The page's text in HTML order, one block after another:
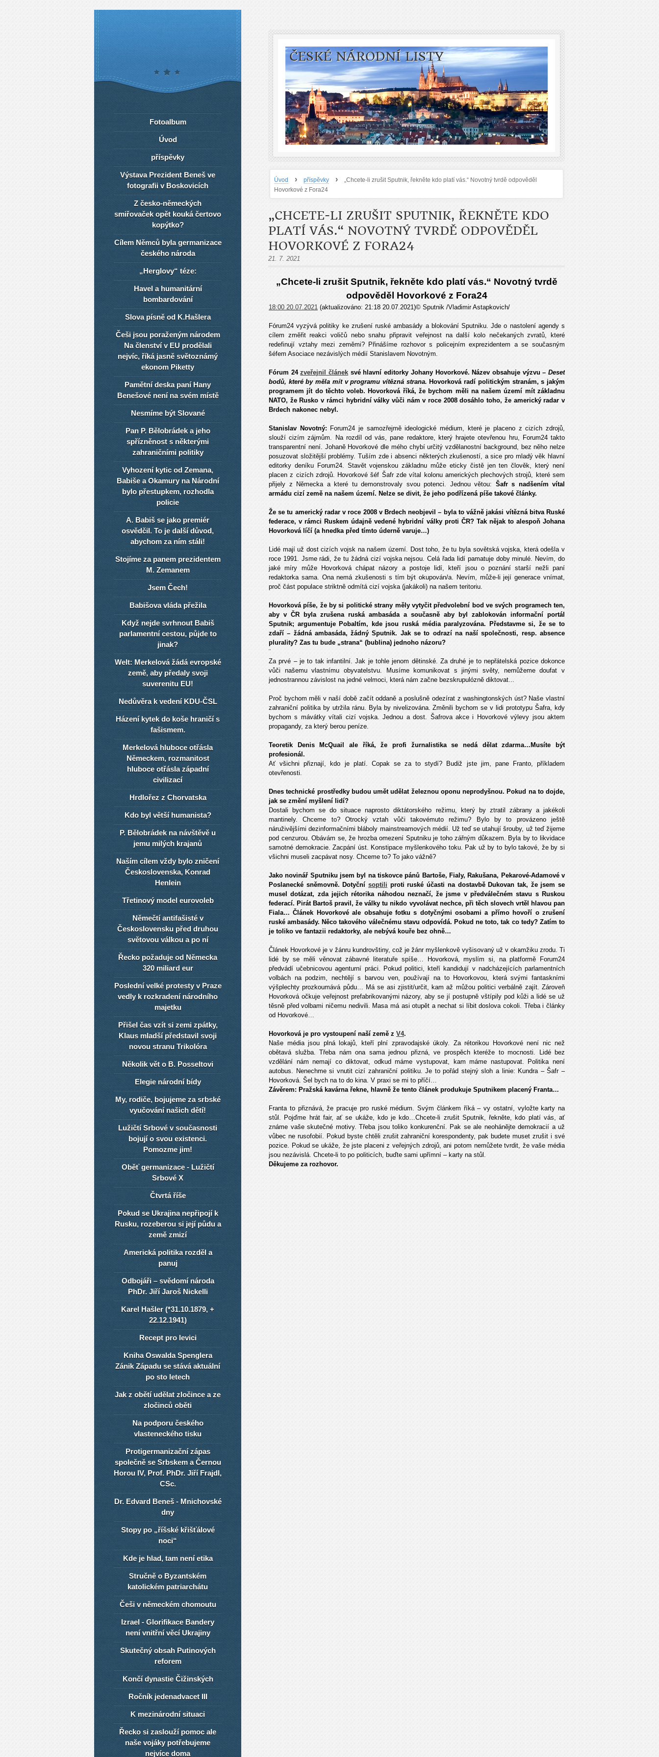
ČESKÉ NÁRODNÍ LISTY
Úvod › příspěvky ›
„Chcete-li zrušit Sputnik, řekněte kdo platí vás.“ Novotný tvrdě odpověděl
Hovorkové z Fora24
„CHCETE-LI ZRUŠIT SPUTNIK, ŘEKNĚTE KDO
PLATÍ VÁS.“ NOVOTNÝ TVRDĚ ODPOVĚDĚL
HOVORKOVÉ Z FORA24
21. 7. 2021
„Chcete-li zrušit Sputnik, řekněte kdo platí vás.“ Novotný tvrdě
odpověděl Hovorkové z Fora24
18:00 20.07.2021 (aktualizováno: 21:18 20.07.2021)© Sputnik /Vladimir Astapkovich/
Fórum24 vyzývá politiky ke zrušení ruské ambasády a blokování Sputniku. Jde o nastolení agendy s
cílem změřit reakci voličů nebo snahu připravit veřejnost na další kolo nečekaných zvratů, které
redefinují vztahy mezi zeměmi? Přinášíme rozhovor s policejním exprezidentem a se současným
šéfem Asociace nezávislých médií Stanislavem Novotným.
Fórum 24zveřejnil článek své hlavní editorky Johany Hovorkové. Název obsahuje výzvu –Deset
bodů, které by měla mít v programu vítězná strana. Hovorková radí politickým stranám, s jakým
programem jít do těchto voleb. Hovorková říká, že bychom měli na našem území mít základnu
NATO, že Rusko v rámci hybridní války vůči nám v roce 2008 dosáhlo toho, že americký radar v
Brdech nakonec nebyl.
Stanislav Novotný: Forum24 je samozřejmě ideologické médium, které je placeno z cizích zdrojů,
slouží cizím zájmům. Na rozdíl od vás, pane redaktore, který hrajete otevřenou hru, Forum24 takto
transparentní není. Johaně Hovorkové dle mého chybí určitý vzdělanostní background, bez něho nelze
posuzovat složitější problémy. Tuším zde i absenci některých zkušeností, a sice pro mladý věk hlavní
editorky deníku Forum24. Stavět vojenskou základnu může eticky čistě jen ten člověk, který není
placen z cizích zdrojů. Hovorkové šéf Šafr zde vítal kolonu amerických plechových strojů, které sem
přijely z Německa a které tu demonstrovaly svou potenci. Jednou větou: Šafr s nadšením vítal
armádu cizí země na našem území. Nelze se divit, že jeho podřízená píše takové články.
Že se tu americký radar v roce 2008 v Brdech neobjevil – byla to vážně jakási vítězná bitva Ruské
federace, v rámci Ruskem údajně vedené hybridní války proti ČR? Tak nějak to alespoň Johana
Hovorková líčí (a hnedka před tímto úderně varuje…)
Lidé mají už dost cizích vojsk na našem území. Dost toho, že tu byla sovětská vojska, která odešla v
roce 1991. Jsme rádi, že tu žádná cizí vojska nejsou. Celá řada lidí pamatuje doby minulé. Nevím, do
jaké míry může Hovorková chápat názory a postoje lidí, kteří jsou o poznání starší nežli paní
redaktorka sama. Ona nemá zkušenosti s tím být okupován/a. Nevím, může-li její generace vnímat,
proč část populace striktně odmítá cizí vojska (jakákoli) na našem teritoriu.
Hovorková píše, že by si politické strany měly vytyčit předvolební bod ve svých programech ten,
aby v ČR byla zrušena ruská ambasáda a současně aby byl zablokován informační portál
Sputnik; argumentuje Pobaltím, kde jsou ruská média paralyzována. Představme si, že se to
zdaří – žádná ambasáda, žádný Sputnik. Jak se to odrazí na naší společnosti, resp. absence
plurality? Zas tu bude „strana“ (bublina) jednoho názoru?
¨
Za prvé – je to tak infantilní. Jak je tohle jenom dětinské. Za druhé je to nepřátelská pozice dokonce
vůči našemu vlastnímu obyvatelstvu. Musíme komunikovat s jinými světy, nemůžeme doufat v
jednostrannou závislost na jedné velmoci, která nám začne bezskrupulózně diktovat...
Proč bychom měli v naší době začít oddaně a poslušně odezírat z washingtonských úst? Naše vlastní
zahraniční politika by utržila ránu. Byla by nivelizována. Změnili bychom se v lidi prototypu Šafra, kdy
bychom s mávátky vítali cizí vojska. Jednou a dost. Šafrova akce i Hovorkové výlevy jsou aktem
propagandy, za který berou peníze.
Teoretik Denis McQuail ale říká, že profi žurnalistika se nedá dělat zdarma…Musíte být
profesionál.
Ať všichni přiznají, kdo je platí. Copak se za to stydí? Budiž jste jim, pane Franto, příkladem
otevřenosti.
Dnes technické prostředky budou umět udělat železnou oponu neprodyšnou. Pokud na to dojde,
jak se změní myšlení lidí?
Dostali bychom se do situace naprosto diktátorského režimu, který by ztratil zábrany a jakékoli
mantinely. Chceme to? Otrocký vztah vůči takovémuto režimu? Bylo by to provázeno ještě
náruživějšími dezinformačními bláboly mainstreamových médií. Už teď se utahují šrouby, už teď žijeme
pod cenzurou. Obávám se, že hrozba omezení Sputniku je toho zářným důkazem. Byla by to likvidace
samotné demokracie. Zacpání úst. Konstipace myšlenkového toku. Pak už by to bylo takové, že by si
všichni museli zacpávat nosy. Chceme to? To jako vážně?
Jako novinář Sputniku jsem byl na tiskovce pánů Bartoše, Fialy, Rakušana, Pekarové-Adamové v
Poslanecké sněmovně. Dotyčnísoptili proti ruské účasti na dostavbě Dukovan tak, že jsem se
musel dotázat, zda jejich rétorika náhodou neznačí, že jsme v předválečném stavu s Ruskou
federací. Pirát Bartoš pravil, že války tu nikdo vyvolávat nechce, při těch slovech vrtěl hlavou pan
Fiala… Článek Hovorkové ale obsahuje fotku s dotyčnými osobami a přímo hovoří o zrušení
ruské ambasády. Něco takového válečnému stavu odpovídá. Pokud ne toto, tak co tedy? Zatím to
je toliko ve fantazii redaktorky, ale nebývá kouře bez ohně…
Článek Hovorkové je v žánru kundrovštiny, což je žánr myšlenkově vyšisovaný už v okamžiku zrodu. Ti
lidé by se měli věnovat zábavné literatuře spíše… Hovorková, myslím si, na platformě Forum24
předvádí učebnicovou agenturní práci. Pokud politici, kteří kandidují v nadcházejících parlamentních
volbách na podzim, nechtějí s barvou ven, používají na to Hovorkovou, která svými fantaskními
výšplechty prozkoumává půdu… Má se asi zjistit/určit, kam až můžou politici verbálně zajít. Zároveň
Hovorková očkuje veřejnost prefabrikovanými názory, aby se jí postupně vštípily pod kůži a lidé se už
těsně před volbami ničemu nedivili. Masa má asi otupět a nechat si líbit doslova cokoli. Třeba i články
od Hovorkové…
Hovorková je pro vystoupení naší země z V4.
Naše média jsou plná lokajů, kteří plní zpravodajské úkoly. Za rétorikou Hovorkové není nic než
obětavá služba. Třeba nám ona sama jednou přizná, ve prospěch kteréže to mocnosti. Lidé bez
vzdělání nám nemají co diktovat, odkud máme vystupovat, kam máme nastupovat. Politika není
autobus. Nenechme si vnutit cizí zahraniční politiku. Je to pořád stejný sloh a linie: Kundra – Šafr –
Hovorková. Šel bych na to do kina. V praxi se mi to příčí…
Závěrem: Pražská kavárna řekne, hlavně že tento článek produkuje Sputnikem placený Franta…
Franta to přiznává, že pracuje pro ruské médium. Svým článkem říká – vy ostatní, vyložte karty na
stůl. Pojďme hrát fair, ať se ukáže, kdo je kdo…Chcete-li zrušit Sputnik, řekněte, kdo platí vás, ať
známe vaše skutečné motivy. Třeba jsou toliko konkurenční. Pak se ale neohánějte demokracií a už
vůbec ne rusofobií. Pokud byste chtěli zrušit zahraniční korespondenty, pak budete muset zrušit i své
pozice. Pokud se ukáže, že jste placeni z veřejných zdrojů, ani potom nemůžete tvrdit, že vaše média
jsou nezávislá. Chcete-li to po politicích, buďte sami upřímní – karty na stůl.
Děkujeme za rozhovor.
Fotoalbum
Úvod
příspěvky
Výstava Prezident Beneš ve
fotografii v Boskovicích
Z česko-německých
smiřovaček opět kouká čertovo
kopýtko?
Cílem Němců byla germanizace
českého národa
„Herglovy“ téze:
Havel a humanitární
bombardování
Slova písně od K.Hašlera
Češi jsou poraženým národem
Na členství v EU prodělali
nejvíc, říká jasně světoznámý
ekonom Piketty
Pamětní deska paní Hany
Benešové není na svém místě
Nesmíme být Slované
Pan P. Bělobrádek a jeho
spřízněnost s některými
zahraničními politiky
Vyhození kytic od Zemana,
Babiše a Okamury na Národní
bylo přestupkem, rozhodla
policie
A. Babiš se jako premiér
osvědčil. To je další důvod,
abychom za ním stáli!
Stojíme za panem prezidentem
M. Zemanem
Jsem Čech!
Babišova vláda přežila
Když nejde svrhnout Babiš
parlamentní cestou, půjde to
jinak?
Welt: Merkelová žádá evropské
země, aby předaly svoji
suverenitu EU!
Nedůvěra k vedení KDU-ČSL
Házení kytek do koše hraničí s
fašismem.
Merkelová hluboce otřásla
Německem, rozmanitost
hluboce otřásla západní
civilizací
Hrdlořez z Chorvatska
Kdo byl větší humanista?
P. Bělobrádek na návštěvě u
jemu milých krajanů
Naším cílem vždy bylo zničení
Československa, Konrad
Henlein
Třetinový model eurovoleb
Němečtí antifašisté v
Československu před druhou
světovou válkou a po ní
Řecko požaduje od Německa
320 miliard eur
Poslední velké protesty v Praze
vedly k rozkradení národního
majetku
Přišel čas vzít si zemi zpátky,
Klaus mladší představil svoji
novou stranu Trikolóra
Několik vět o B. Posseltovi
Elegie národní bídy
My, rodiče, bojujeme za srbské
vyučování našich dětí!
Lužičtí Srbové v současnosti
bojují o svou existenci.
Pomozme jim!
Oběť germanizace - Lužičtí
Srbové X
Čtvrtá říše
Pokud se Ukrajina nepřipojí k
Rusku, rozeberou si její půdu a
země zmizí
Americká politika rozděl a
panuj
Odbojáři – svědomí národa
PhDr. Jiří Jaroš Nickelli
Karel Hašler (*31.10.1879, +
22.12.1941)
Recept pro levici
Kniha Oswalda Spenglera
Zánik Západu se stává aktuální
po sto letech
Jak z obětí udělat zločince a ze
zločinců oběti
Na podporu českého
vlasteneckého tisku
Protigermanizační zápas
společně se Srbskem a Černou
Horou IV, Prof. PhDr. Jiří Frajdl,
CSc.
Dr. Edvard Beneš - Mnichovské
dny
Stopy po „říšské křišťálové
noci“
Kde je hlad, tam není etika
Stručně o Byzantském
katolickém patriarchátu
Češi v německém chomoutu
Izrael - Glorifikace Bandery
není vnitřní věcí Ukrajiny
Skutečný obsah Putinových
reforem
Končí dynastie Čižinských
Ročník jedenadvacet III
K mezinárodní situaci
Řecko si zaslouží pomoc ale
naše vojáky potřebujeme
nejvíce doma